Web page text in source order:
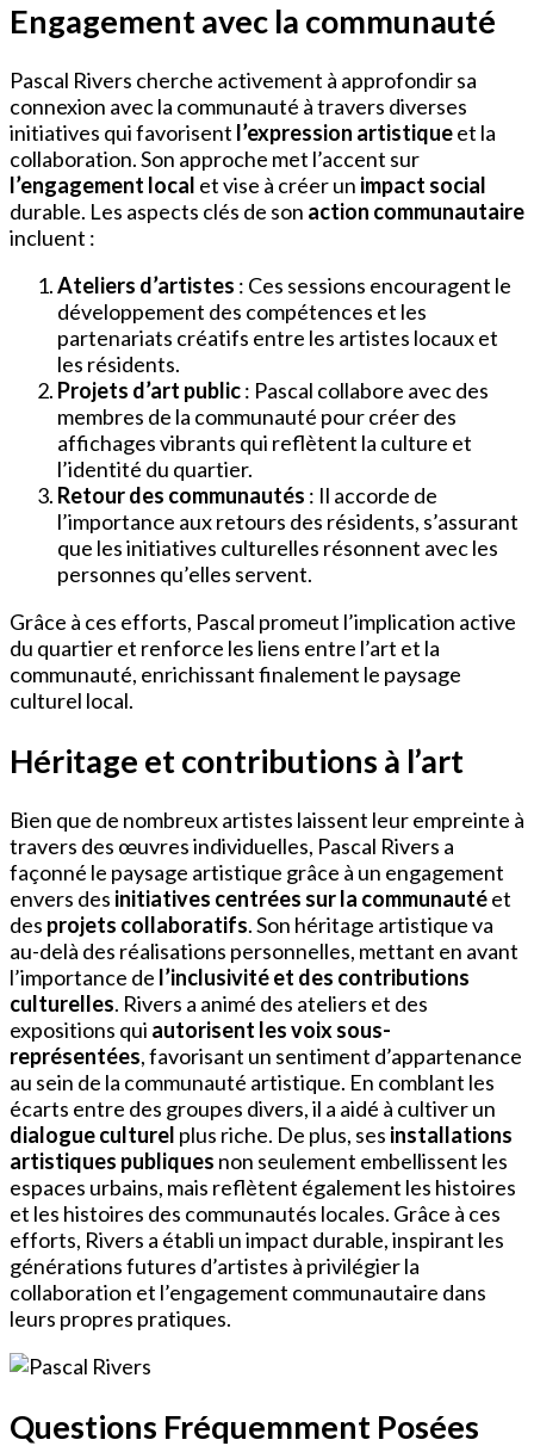
Engagement avec la communauté
Pascal Rivers cherche activement à approfondir sa
connexion avec la communauté à travers diverses
initiatives qui favorisent l’expression artistiqueet la
collaboration. Son approche met l’accent sur
l’engagement local et vise à créer un impact social
durable. Les aspects clés de son action communautaire
incluent :
Ateliers d’artistes : Ces sessions encouragent le
développement des compétences et les
partenariats créatifs entre les artistes locaux et
les résidents.
Projets d’art public: Pascal collabore avec des
membres de la communauté pour créer des
affichages vibrants qui reflètent la culture et
l’identité du quartier.
Retour des communautés : Il accorde de
l’importance aux retours des résidents, s’assurant
que les initiatives culturelles résonnent avec les
personnes qu’elles servent.
Grâce à ces efforts, Pascal promeut l’implication active
du quartier et renforce les liens entre l’art et la
communauté, enrichissant finalement le paysage
culturel local.
Héritage et contributions à l’art
Bien que de nombreux artistes laissent leur empreinte à
travers des œuvres individuelles, Pascal Rivers a
façonné le paysage artistique grâce à un engagement
envers des initiatives centrées sur la communautéet
des projets collaboratifs. Son héritage artistique va
au-delà des réalisations personnelles, mettant en avant
l’importance de l’inclusivité et des contributions
culturelles. Rivers a animé des ateliers et des
expositions qui autorisent les voix sous-
représentées, favorisant un sentiment d’appartenance
au sein de la communauté artistique. En comblant les
écarts entre des groupes divers, il a aidé à cultiver un
dialogue culturel plus riche. De plus, ses installations
artistiques publiques non seulement embellissent les
espaces urbains, mais reflètent également les histoires
et les histoires des communautés locales. Grâce à ces
efforts, Rivers a établi un impact durable, inspirant les
générations futures d’artistes à privilégier la
collaboration et l’engagement communautaire dans
leurs propres pratiques.
Questions Fréquemment Posées